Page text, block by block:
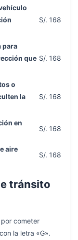
S/. 168
para
que S/. 168
o
la
S/. 168
en
S/. 168
aire
S/. 168
tránsito
cometer
la letra «G».